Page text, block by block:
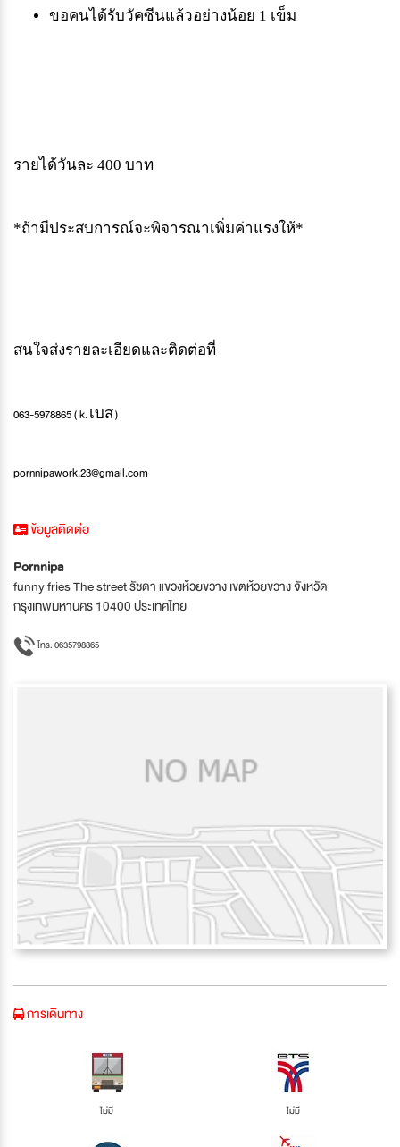
ขอคนได้รับวัคซีนแล้วอย่างน้อย 1 เข็ม
รายได้วันละ 400 บาท
*ถ้ามีประสบการณ์จะพิจารณาเพิ่มค่าแรงให้*
สนใจส่งรายละเอียดและติดต่อที่
063-5978865 ( k.เบส)
pornnipawork.23@gmail.com
ข้อมูลติดต่อ
Pornnipa
funny fries The street รัชดา แขวงห้วยขวาง เขตห้วยขวาง จังหวัด
กรุงเทพมหานคร 10400 ประเทศไทย
โทร. 0635798865
การเดินทาง
ไม่มี ไม่มี